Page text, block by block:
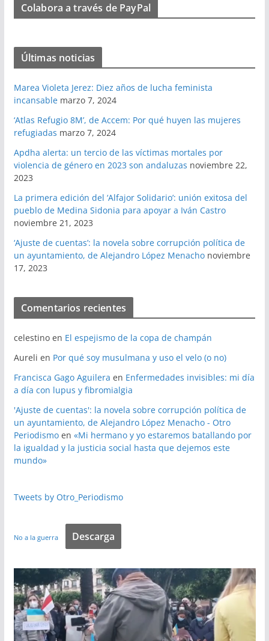
Colabora a través de PayPal
Últimas noticias
Marea Violeta Jerez: Diez años de lucha feminista
incansable marzo 7, 2024
‘Atlas Refugio 8M’, de Accem: Por qué huyen las mujeres
refugiadas marzo 7, 2024
Apdha alerta: un tercio de las víctimas mortales por
violencia de género en 2023 son andaluzas noviembre 22,
2023
La primera edición del ‘Alfajor Solidario’: unión exitosa del
pueblo de Medina Sidonia para apoyar a Iván Castro
noviembre 21, 2023
‘Ajuste de cuentas’: la novela sobre corrupción política de
un ayuntamiento, de Alejandro López Menacho noviembre
17, 2023
Comentarios recientes
celestinoen El espejismo de la copa de champán
Aureli en Por qué soy musulmana y uso el velo (o no)
Francisca Gago Aguilera en Enfermedades invisibles: mi día
a día con lupus y fibromialgia
'Ajuste de cuentas': la novela sobre corrupción política de
un ayuntamiento, de Alejandro López Menacho - Otro
Periodismoen «Mi hermano y yo estaremos batallando por
la igualdad y la justicia social hasta que dejemos este
mundo»
Tweets by Otro_Periodismo
No a la guerra Descarga